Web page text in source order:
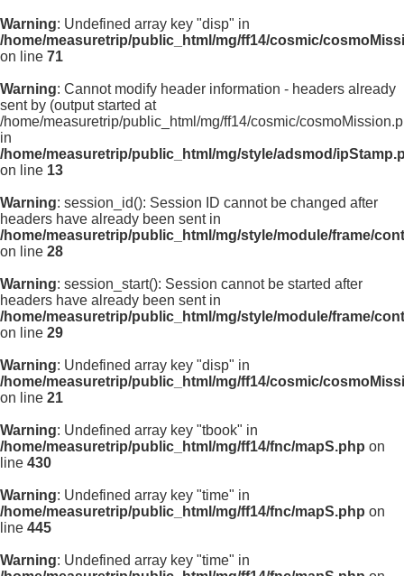
Warning: Undefined array key "disp" in
/home/measuretrip/public_html/mg/ff14/cosmic/
on line 71
Warning: Cannot modify header information - headers already
sent by (output started at
/home/measuretrip/public_html/mg/ff14/cosmic/
in
/home/measuretrip/public_html/mg/style/adsmod/
on line 13
Warning: session_id(): Session ID cannot be changed after
headers have already been sent in
/home/measuretrip/public_html/mg/style/module/frame/
on line 28
Warning: session_start(): Session cannot be started after
headers have already been sent in
/home/measuretrip/public_html/mg/style/module/frame/
on line 29
Warning: Undefined array key "disp" in
/home/measuretrip/public_html/mg/ff14/cosmic/
on line 21
Warning: Undefined array key "tbook" in
/home/measuretrip/public_html/mg/ff14/fnc/mapS.php on
line 430
Warning: Undefined array key "time" in
/home/measuretrip/public_html/mg/ff14/fnc/mapS.php on
line 445
Warning: Undefined array key "time" in